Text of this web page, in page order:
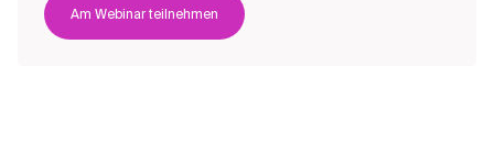
Am Webinar teilnehmen